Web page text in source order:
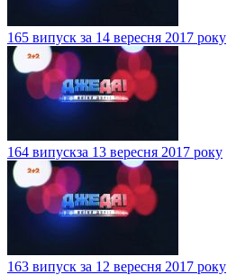
165 випуск за 14 вересня 2017 року
164 випускза 13 вересня 2017 року
163 випуск за 12 вересня 2017 року